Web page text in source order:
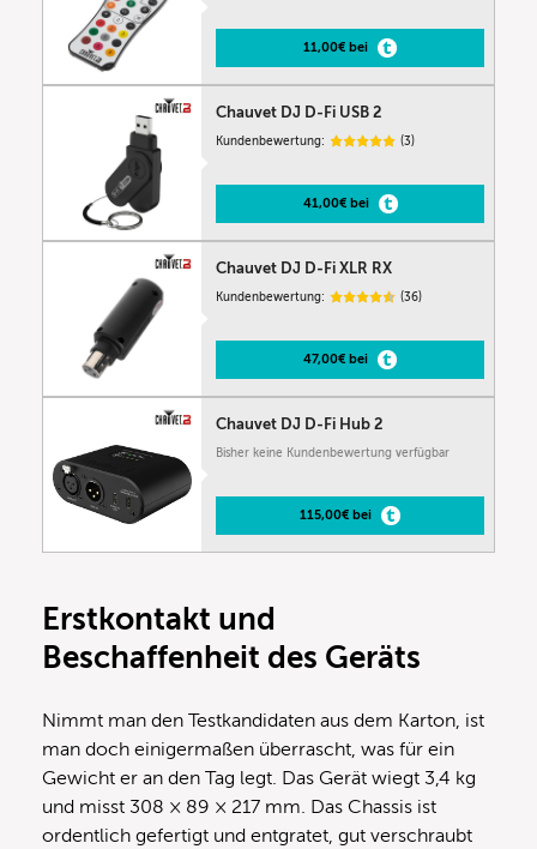
11,00€ bei
Chauvet DJ D-Fi USB 2
Kundenbewertung: (3)
41,00€ bei
Chauvet DJ D-Fi XLR RX
Kundenbewertung: (36)
47,00€ bei
Chauvet DJ D-Fi Hub 2
Bisher keine Kundenbewertung verfügbar
115,00€ bei
Erstkontakt und
Beschaffenheit des Geräts
Nimmt man den Testkandidaten aus dem Karton, ist
man doch einigermaßen überrascht, was für ein
Gewicht er an den Tag legt. Das Gerät wiegt 3,4 kg
und misst 308 × 89 × 217 mm. Das Chassis ist
ordentlich gefertigt und entgratet, gut verschraubt